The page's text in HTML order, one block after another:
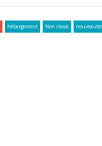
hébergement Non classé nouveautés